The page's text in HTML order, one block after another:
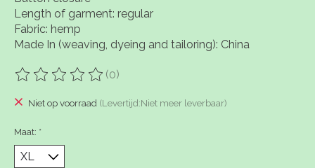
Length of garment: regular
Fabric: hemp
Made In (weaving, dyeing and tailoring): China
De beoordeling van dit product is
(0)
Niet op voorraad (Levertijd:Niet meer leverbaar)
Maat: *